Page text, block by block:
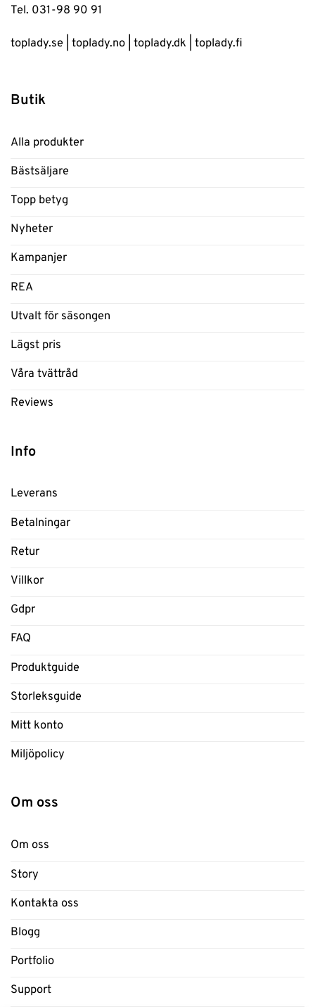
Tel. 031-98 90 91
toplady.se toplady.no toplady.dk toplady.fi
Butik
Alla produkter
Bästsäljare
Topp betyg
Nyheter
Kampanjer
REA
Utvalt för säsongen
Lägst pris
Våra tvättråd
Reviews
Info
Leverans
Betalningar
Retur
Villkor
Gdpr
FAQ
Produktguide
Storleksguide
Mitt konto
Miljöpolicy
Om oss
Om oss
Story
Kontakta oss
Blogg
Portfolio
Support